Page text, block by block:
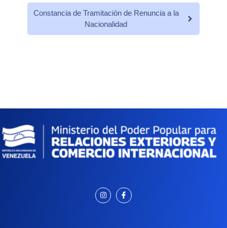
Constancia de Tramitación de Renuncia a la
Nacionalidad